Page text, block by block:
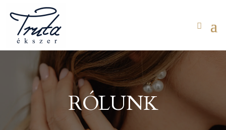
RÓLUNK